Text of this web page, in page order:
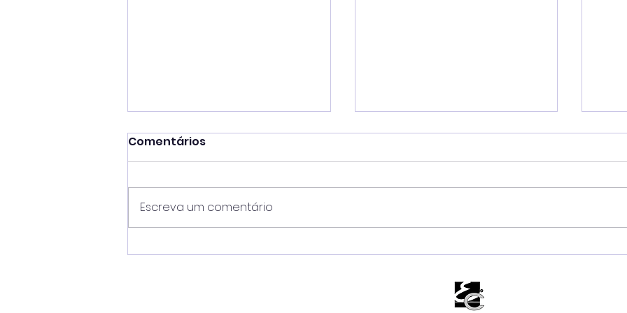
Tarcísio escolhe São
Reinaldinho Moreira
reajuste do vale-
alimentação e outras
Comentários
Escreva um comentário